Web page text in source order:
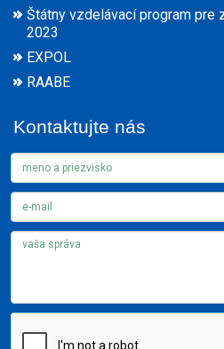
Štátny vzdelávací program pre
2023
EXPOL
RAABE
Kontaktujte nás